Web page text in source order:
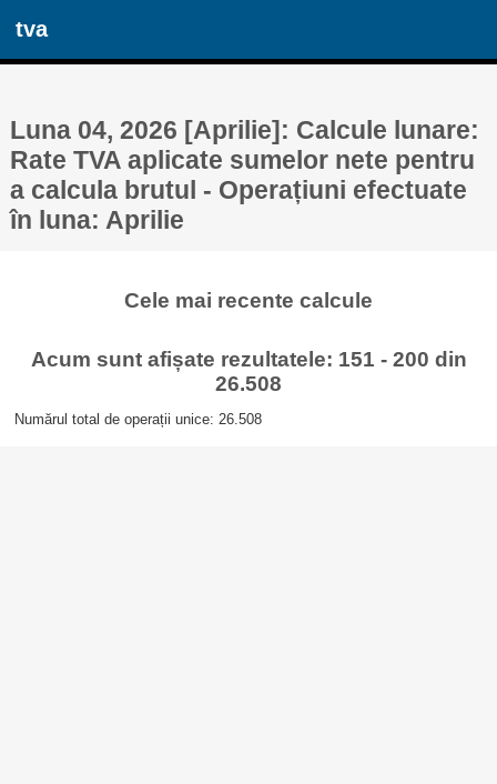
tva
Luna 04, 2026 [Aprilie]: Calcule lunare:
Rate TVA aplicate sumelor nete pentru
a calcula brutul - Operațiuni efectuate
în luna: Aprilie
Cele mai recente calcule
Acum sunt afișate rezultatele: 151 - 200 din
26.508
Numărul total de operații unice: 26.508